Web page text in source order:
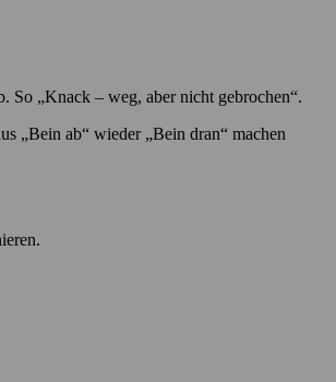
So „Knack – weg, aber nicht gebrochen“.
„Bein ab“ wieder „Bein dran“ machen